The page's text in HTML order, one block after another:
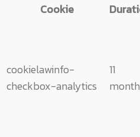
Cookie
cookielawinfo-
checkbox-analytics
11